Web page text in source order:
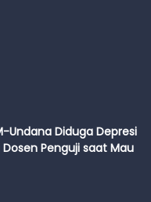
Undana Diduga Depresi
Penguji saat Mau